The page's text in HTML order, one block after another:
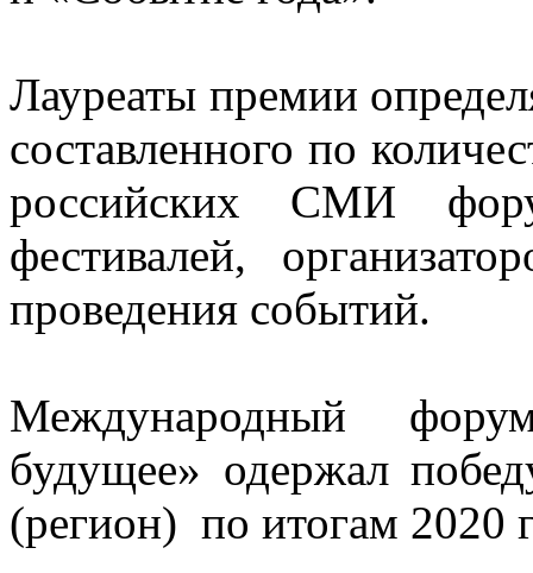
Лауреаты премии
составленного по
российских СМИ
фестивалей,
проведения событий.
Международный
будущее» одержал
(регион) по итогам 2020